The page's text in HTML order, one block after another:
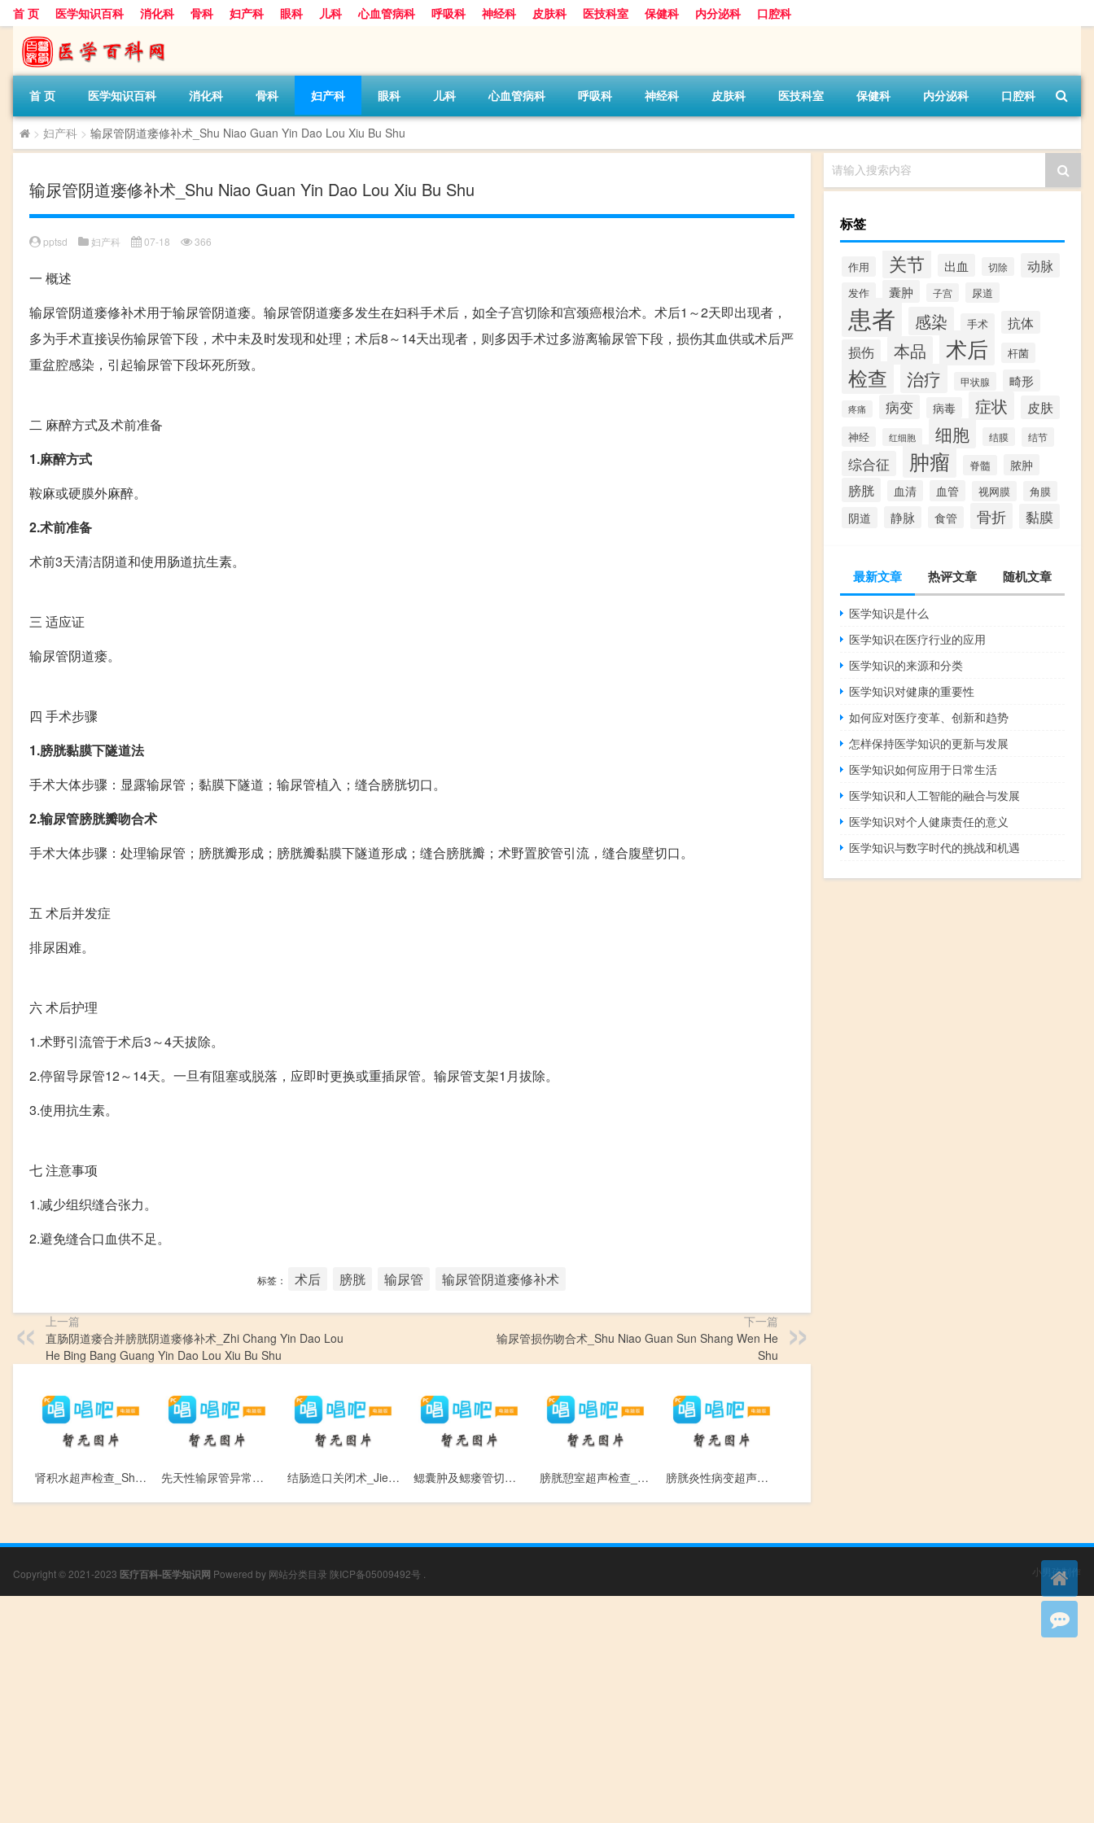
首 页 医学知识百科 消化科 骨科 妇产科 眼科 儿科 心血管病科 呼吸科 神经科 皮肤科 医技科室 保健科 内分泌科 口腔科
首 页 医学知识百科 消化科 骨科 妇产科 眼科 儿科 心血管病科 呼吸科 神经科 皮肤科 医技科室 保健科 内分泌科 口腔科
> 妇产科 > 输尿管阴道瘘修补术_Shu Niao Guan Yin Dao Lou Xiu Bu Shu
输尿管阴道瘘修补术_Shu Niao Guan Yin Dao Lou Xiu Bu Shu
pptsd 妇产科 07-18 366
一 概述
输尿管阴道瘘修补术用于输尿管阴道瘘。输尿管阴道瘘多发生在妇科手术后，如全子宫切除和宫颈癌根治术。术后1～2天即出现者，
多为手术直接误伤输尿管下段，术中未及时发现和处理；术后8～14天出现者，则多因手术过多游离输尿管下段，损伤其血供或术后严
重盆腔感染，引起输尿管下段坏死所致。
二 麻醉方式及术前准备
1.麻醉方式
鞍麻或硬膜外麻醉。
2.术前准备
术前3天清洁阴道和使用肠道抗生素。
三 适应证
输尿管阴道瘘。
四 手术步骤
1.膀胱黏膜下隧道法
手术大体步骤：显露输尿管；黏膜下隧道；输尿管植入；缝合膀胱切口。
2.输尿管膀胱瓣吻合术
手术大体步骤：处理输尿管；膀胱瓣形成；膀胱瓣黏膜下隧道形成；缝合膀胱瓣；术野置胶管引流，缝合腹壁切口。
五 术后并发症
排尿困难。
六术后护理
1.术野引流管于术后3～4天拔除。
2.停留导尿管12～14天。一旦有阻塞或脱落，应即时更换或重插尿管。输尿管支架1月拔除。
3.使用抗生素。
七注意事项
1.减少组织缝合张力。
2.避免缝合口血供不足。
标签： 术后 膀胱 输尿管 输尿管阴道瘘修补术
上一篇
直肠阴道瘘合并膀胱阴道瘘修补术_Zhi Chang Yin Dao Lou
He Bing Bang Guang Yin Dao Lou Xiu Bu Shu
下一篇
输尿管损伤吻合术_Shu Niao Guan Sun Shang Wen He
Shu
肾积水超声检查_Shen Ji Shui Chao Sheng Jian Cha 先天性输尿管异常超声检查_Xian Tian Xing Shu Niao Guan Yi Chang Chao Sheng Jian Cha 结肠造口关闭术_Jie Chang Zao Kou Guan Bi Shu 鳃囊肿及鳃瘘管切除术_Sai Nang Zhong Ji Sai Lou Guan Qie Chu Shu 膀胱憩室超声检查_Bang Guang Qi Shi Chao Sheng Jian Cha 膀胱炎性病变超声检查_Bang Guang Yan Xing Bing Bian Chao Sheng Jian Cha
请输入搜索内容
标签
作用 关节 出血 切除 动脉
发作 囊肿 子宫 尿道
患者 感染 手术 抗体
损伤 本品 术后 杆菌
检查 治疗 甲状腺 畸形
疼痛 病变 病毒 症状 皮肤
神经 红细胞 细胞 结膜 结节
综合征 肿瘤 脊髓 脓肿
膀胱 血清 血管 视网膜 角膜
阴道 静脉 食管 骨折 黏膜
最新文章 热评文章 随机文章
医学知识是什么
医学知识在医疗行业的应用
医学知识的来源和分类
医学知识对健康的重要性
如何应对医疗变革、创新和趋势
怎样保持医学知识的更新与发展
医学知识如何应用于日常生活
医学知识和人工智能的融合与发展
医学知识对个人健康责任的意义
医学知识与数字时代的挑战和机遇
Copyright © 2021-2023 医疗百科-医学知识网 Powered by 网站分类目录 陕ICP备05009492号 小男孩制作